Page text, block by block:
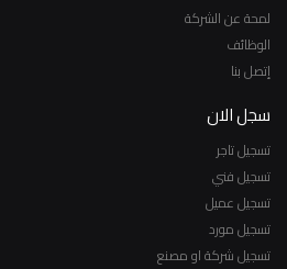
لمحة عن الشركة
الوظائف
إتصل بنا
سجل الان
تسجيل تاجر
تسجيل فني
تسجيل عميل
تسجيل مورد
تسجيل شركة او مصنع